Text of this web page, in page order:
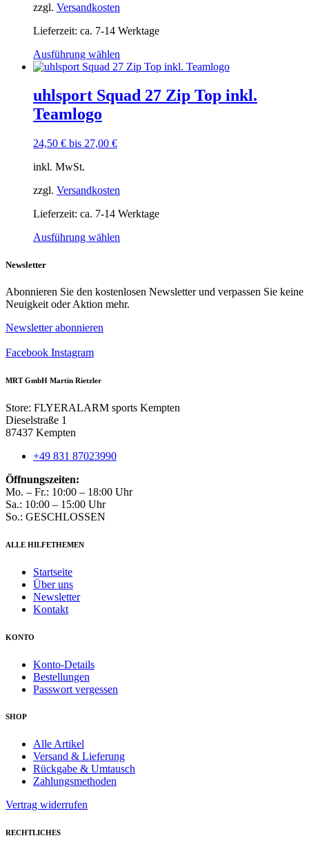
werden
zzgl. Versandkosten
Lieferzeit: ca. 7-14 Werktage
Ausführung wählen
Produkt
mehrere
Varianten
werden
uhlsport Squad 27 Zip Top inkl.
Teamlogo
24,50 € bis 27,00 €
inkl. MwSt.
zzgl. Versandkosten
Lieferzeit: ca. 7-14 Werktage
Ausführung wählen
Varianten
auf.
Die
Newsletter
Abonnieren Sie den kostenlosen Newsletter und verpassen Sie keine
Neuigkeit oder Aktion mehr.
Newsletter abonnieren
Facebook Instagram
MRT GmbH Martin Rietzler
Store: FLYERALARM sports Kempten
Dieselstraße 1
87437 Kempten
+49 831 87023990
Öffnungszeiten:
Mo. – Fr.: 10:00 – 18:00 Uhr
Sa.: 10:00 – 15:00 Uhr
So.: GESCHLOSSEN
ALLE HILFETHEMEN
Startseite
Über uns
Newsletter
Kontakt
KONTO
Konto-Details
Bestellungen
Passwort vergessen
SHOP
Alle Artikel
Versand & Lieferung
Rückgabe & Umtausch
Zahlungsmethoden
Vertrag widerrufen
RECHTLICHES